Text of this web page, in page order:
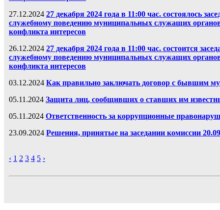
27.12.2024 27 декабря 2024 года в 11:00 час. состоялось
служебному поведению муниципальных служащих
конфликта интересов
26.12.2024 27 декабря 2024 года в 11:00 час. состоится
служебному поведению муниципальных служащих
конфликта интересов
03.12.2024 Как правильно заключать договор с бывшим
05.11.2024 Защита лиц, сообщивших о ставших им
05.11.2024 Ответственность за коррупционные
23.09.2024 Решения, принятые на заседании комиссии
‹ 1 2 3 4 5 ›